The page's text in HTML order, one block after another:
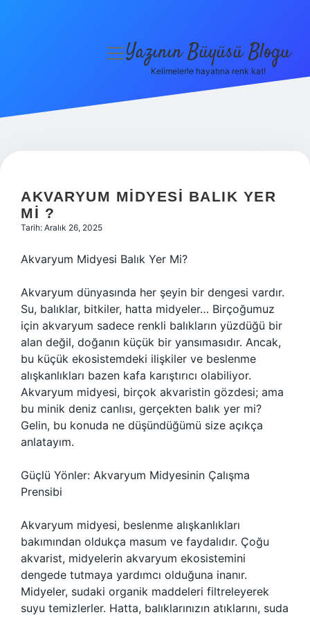
Hakkımızda
menüyü
Yazının Büyüsü Blogu
Kelimelerle hayatına renk kat!
AKVARYUM MIDYESI BALIK YER
MI ?
Tarih: Aralık 26, 2025
Akvaryum Midyesi Balık Yer Mi?
Akvaryum dünyasında her şeyin bir dengesi vardır.
Su, balıklar, bitkiler, hatta midyeler… Birçoğumuz
için akvaryum sadece renkli balıkların yüzdüğü bir
alan değil, doğanın küçük bir yansımasıdır. Ancak,
bu küçük ekosistemdeki ilişkiler ve beslenme
alışkanlıkları bazen kafa karıştırıcı olabiliyor.
Akvaryum midyesi, birçok akvaristin gözdesi; ama
bu minik deniz canlısı, gerçekten balık yer mi?
Gelin, bu konuda ne düşündüğümü size açıkça
anlatayım.
Güçlü Yönler: Akvaryum Midyesinin Çalışma
Prensibi
Akvaryum midyesi, beslenme alışkanlıkları
bakımından oldukça masum ve faydalıdır. Çoğu
akvarist, midyelerin akvaryum ekosistemini
dengede tutmaya yardımcı olduğuna inanır.
Midyeler, sudaki organik maddeleri filtreleyerek
suyu temizlerler. Hatta, balıklarınızın atıklarını, suda